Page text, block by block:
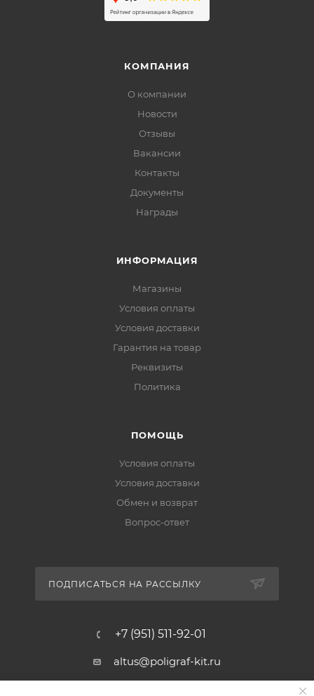
КОМПАНИЯ
О компании
Новости
Отзывы
Вакансии
Контакты
Документы
Награды
ИНФОРМАЦИЯ
Магазины
Условия оплаты
Условия доставки
Гарантия на товар
Реквизиты
Политика
ПОМОЩЬ
Условия оплаты
Условия доставки
Обмен и возврат
Вопрос-ответ
ПОДПИСАТЬСЯ НА РАССЫЛКУ
+7 (951) 511-92-01
altus@poligraf-kit.ru